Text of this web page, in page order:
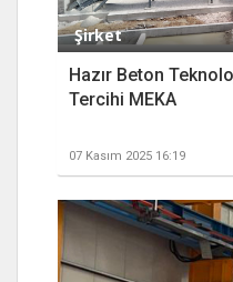
Şirket
Hazır Beton
Tercihi MEKA
07 Kasım 2025 16:19